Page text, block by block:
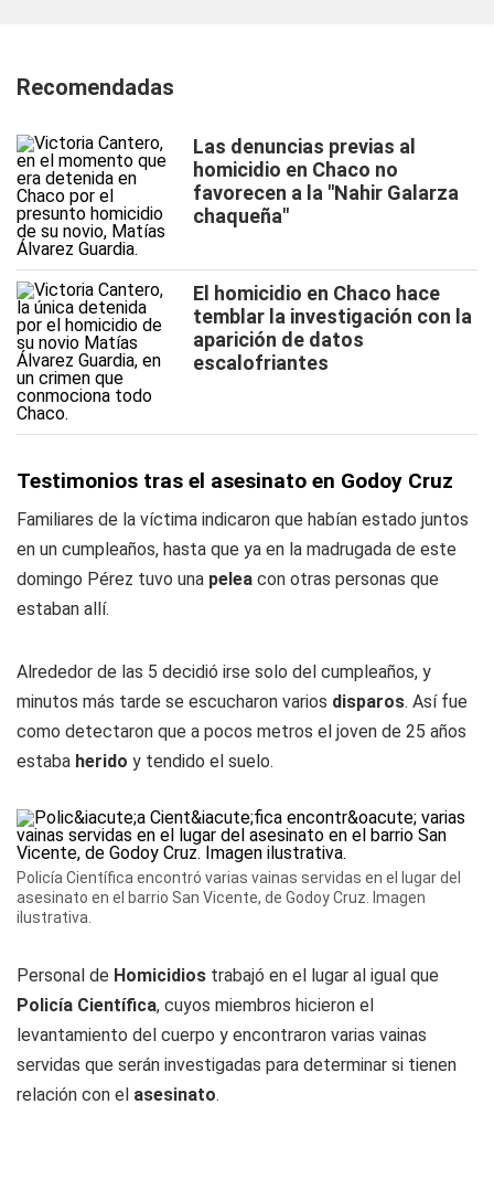
Recomendadas
Las denuncias previas al
homicidio en Chaco no
favorecen a la "Nahir Galarza
chaqueña"
El homicidio en Chaco hace
temblar la investigación con la
aparición de datos
escalofriantes
Testimonios tras el asesinato en Godoy Cruz
Familiares de la víctima indicaron que habían estado juntos
en un cumpleaños, hasta que ya en la madrugada de este
domingo Pérez tuvo una pelea con otras personas que
estaban allí.
Alrededor de las 5 decidió irse solo del cumpleaños, y
minutos más tarde se escucharon varios disparos. Así fue
como detectaron que a pocos metros el joven de 25 años
estaba herido y tendido el suelo.
Policía Científica encontró varias vainas servidas en el lugar del
asesinato en el barrio San Vicente, de Godoy Cruz. Imagen
ilustrativa.
Personal de Homicidios trabajó en el lugar al igual que
Policía Científica, cuyos miembros hicieron el
levantamiento del cuerpo y encontraron varias vainas
servidas que serán investigadas para determinar si tienen
relación con el asesinato.